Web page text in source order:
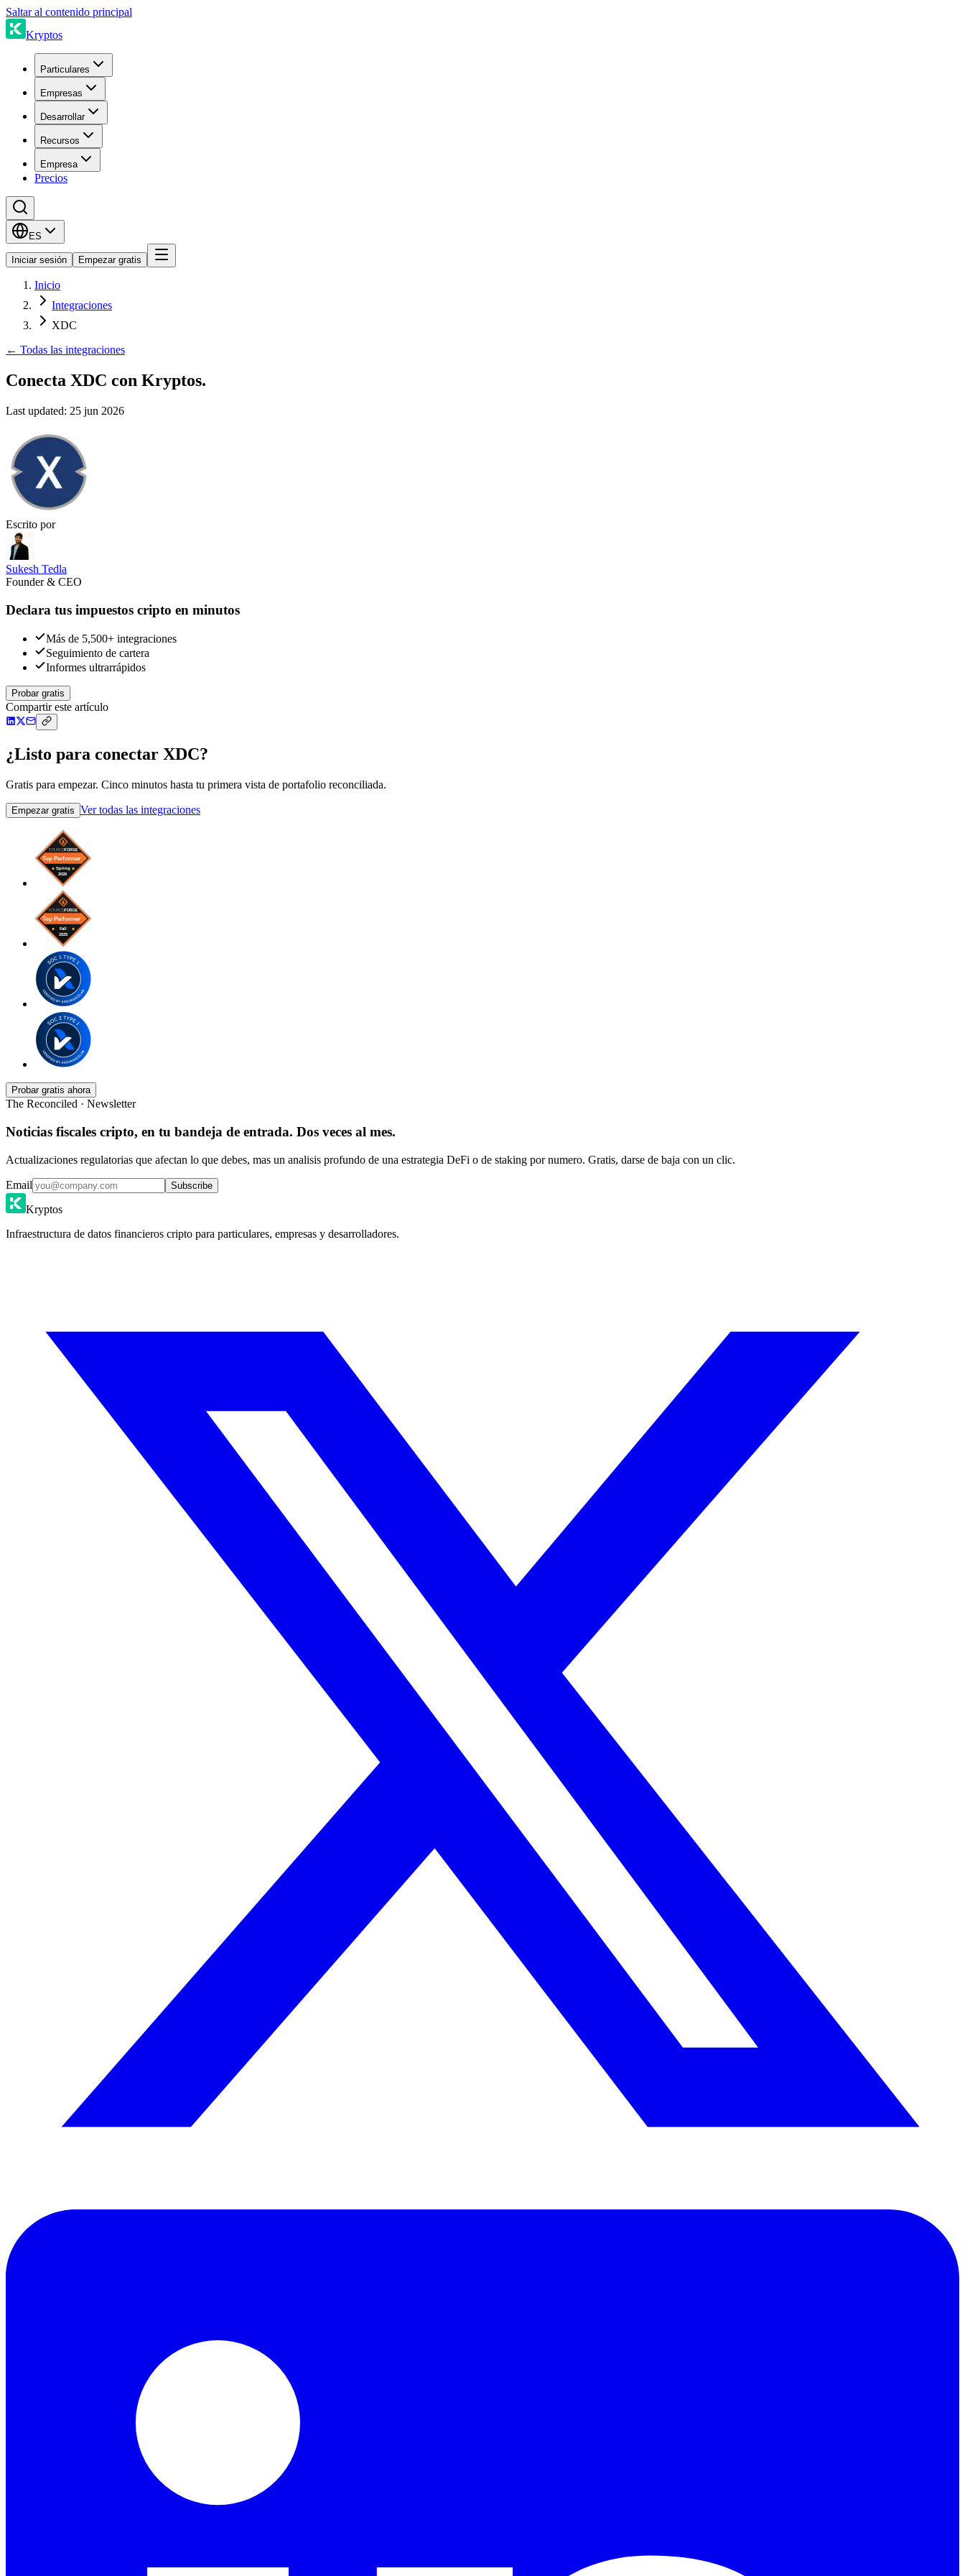
Saltar al contenido principal
Kryptos
Particulares
Empresas
Desarrollar
Recursos
Empresa
Precios
ES
Iniciar sesión Empezar gratis
Inicio
Integraciones
XDC
← Todas las integraciones
Conecta XDC con Kryptos.
Last updated: 25 jun 2026
Escrito por
Sukesh Tedla
Founder & CEO
Declara tus impuestos cripto en minutos
Más de 5,500+ integraciones
Seguimiento de cartera
Informes ultrarrápidos
Probar gratis
Compartir este artículo
¿Listo para conectar XDC?
Gratis para empezar. Cinco minutos hasta tu primera vista de portafolio reconciliada.
Empezar gratis Ver todas las integraciones
Probar gratis ahora
The Reconciled · Newsletter
Noticias fiscales cripto, en tu bandeja de entrada. Dos veces al mes.
Actualizaciones regulatorias que afectan lo que debes, mas un analisis profundo de una estrategia DeFi o de staking por numero. Gratis, darse de baja con un clic.
Email Subscribe
Kryptos
Infraestructura de datos financieros cripto para particulares, empresas y desarrolladores.